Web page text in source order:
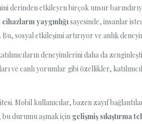
derinden etkileyen birçok unsur
yaygınlığısayesinde, insanlar
sosyal etkileşimi artırıyor ve anlık
deneyimlerini daha da
ve canlı yorumlar gibi özellikler,
Mobil kullanıcılar, bazen zayıf
durumu aşmak için gelişmiş sıkıştırma